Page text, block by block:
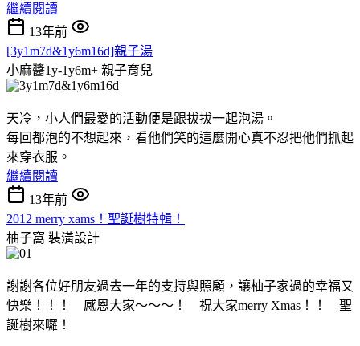
繼續閱讀
13年前
[3y1m7d&1y6m16d]親子湯
小麻醬1y-1y6m+ 親子育兒
天冷，小人們最愛的活動便是跟拔拔一起泡湯。
每回都泡的不想起來，看他們笑的這麼開心真不忍把他們抓起
來穿衣服。
繼續閱讀
13年前
2012 merry xams！聖誕樹特輯！
柚子窩 裝潢設計
謝謝各位好朋友過去一年的支持與照顧，讓柚子家過的幸福又
快樂！！！ 感恩大家～～～！ 祝大家merry Xmas！！ 聖
誕樹來囉！